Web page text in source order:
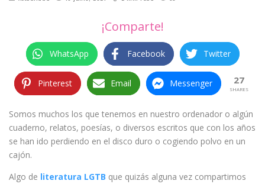
¡Comparte!
WhatsApp Facebook Twitter
Pinterest Email Messenger 27
SHARES
Somos muchos los que tenemos en nuestro ordenador o algún
cuaderno, relatos, poesías, o diversos escritos que con los años
se han ido perdiendo en el disco duro o cogiendo polvo en un
cajón.
Algo de literatura LGTB que quizás alguna vez compartimos